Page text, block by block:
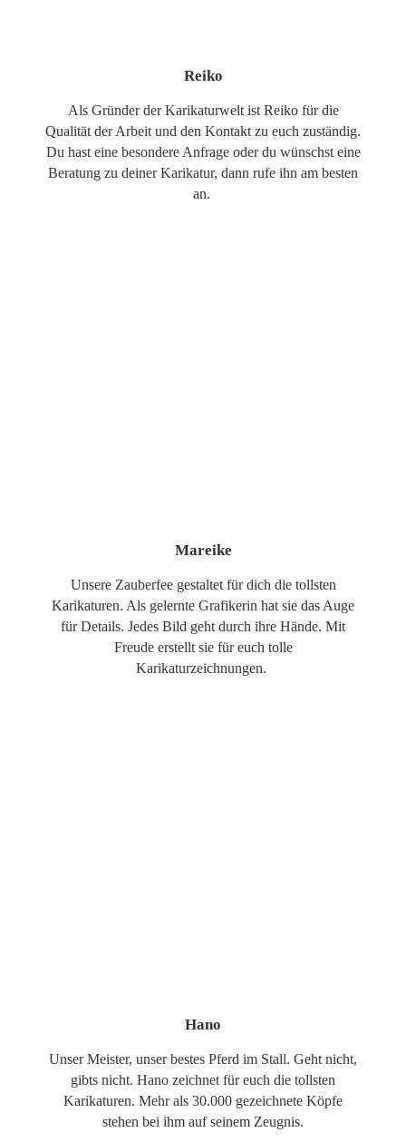
Reiko
Als Gründer der Karikaturwelt ist Reiko für die
Qualität der Arbeit und den Kontakt zu euch zuständig.
Du hast eine besondere Anfrage oder du wünschst eine
Beratung zu deiner Karikatur, dann rufe ihn am besten
an.
Mareike
Unsere Zauberfee gestaltet für dich die tollsten
Karikaturen. Als gelernte Grafikerin hat sie das Auge
für Details. Jedes Bild geht durch ihre Hände. Mit
Freude erstellt sie für euch tolle
Karikaturzeichnungen.
Hano
Unser Meister, unser bestes Pferd im Stall. Geht nicht,
gibts nicht. Hano zeichnet für euch die tollsten
Karikaturen. Mehr als 30.000 gezeichnete Köpfe
stehen bei ihm auf seinem Zeugnis.